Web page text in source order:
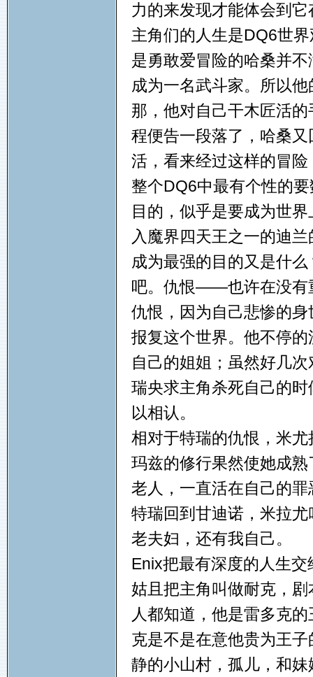
力的来发现才能体会到
主角们的人生是DQ6世
是勇敢爱冒险的哈桑并
成为一名武斗家。所以
那，他对自己干木匠活
程便告一段落了，哈桑
活，看来经过这样的冒
整个DQ6中最有个性的
目的，似乎是要成为世
入魔界四天王之一的迪
成为最强的目的又是什
吧。仇恨——也许在没有
仇恨，因为自己悲惨的
报复这个世界。他不停
自己的姐姐；虽然好几
瑞央求主角杀死自己的
以相认。
相对于特瑞的仇恨，米
玛兹的修行果然使她成
老人，一直活在自己的
特瑞回到甘迪诺，米拉
老夫妇，还有我自己。
Enix把最有深度的人生
姑且把主角叫做耐克，
人都知道，他是雷多克
克是不是在意他贵为王
静的小山村，孤儿，和